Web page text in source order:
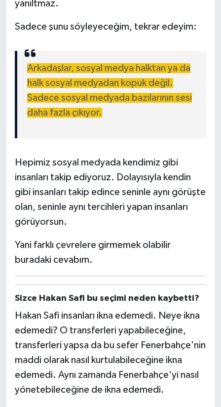
yanıltmaz.
Sadece şunu söyleyeceğim, tekrar edeyim:
Arkadaşlar, sosyal medya halktan ya da
halk sosyal medyadan kopuk değil.
Sadece sosyal medyada bazılarının sesi
daha fazla çıkıyor.
Hepimiz sosyal medyada kendimiz gibi
insanları takip ediyoruz. Dolayısıyla kendin
gibi insanları takip edince seninle aynı görüşte
olan, seninle aynı tercihleri yapan insanları
görüyorsun.
Yani farklı çevrelere girmemek olabilir
buradaki cevabım.
Sizce Hakan Safi bu seçimi neden kaybetti?
Hakan Safi insanları ikna edemedi. Neye ikna
edemedi? O transferleri yapabileceğine,
transferleri yapsa da bu sefer Fenerbahçe'nin
maddi olarak nasıl kurtulabileceğine ikna
edemedi. Aynı zamanda Fenerbahçe'yi nasıl
yönetebileceğine de ikna edemedi.